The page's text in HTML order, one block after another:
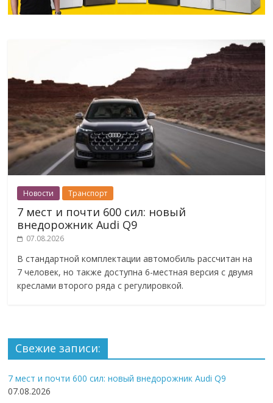
Новости Транспорт
7 мест и почти 600 сил: новый
внедорожник Audi Q9
07.08.2026
В стандартной комплектации автомобиль рассчитан на
7 человек, но также доступна 6-местная версия с двумя
креслами второго ряда с регулировкой.
Свежие записи:
7 мест и почти 600 сил: новый внедорожник Audi Q9
07.08.2026